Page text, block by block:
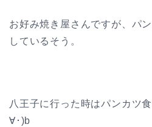
お好み焼き屋さんですが、パ
しているそう。
八王子に行った時はパンカツ
∀･)b